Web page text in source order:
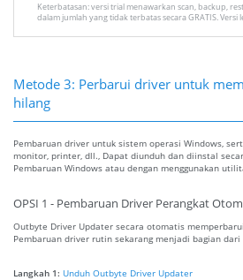
Keterbatasan: versi trial menawarkan scan, backup,
dalam jumlah yang tidak terbatas secara GRATIS.
Metode 3: Perbarui driver untuk
hilang
Pembaruan driver untuk sistem operasi Windows,
monitor, printer, dll., Dapat diunduh dan diinstal
Pembaruan Windows atau dengan menggunakan
OPSI 1 - Pembaruan Driver Perangkat
Outbyte Driver Updater secara otomatis
Pembaruan driver rutin sekarang menjadi bagian dari
Langkah 1: Unduh Outbyte Driver Updater